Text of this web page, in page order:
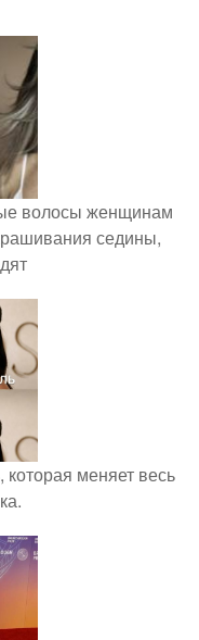
волосы женщинам
седины,
которая меняет весь